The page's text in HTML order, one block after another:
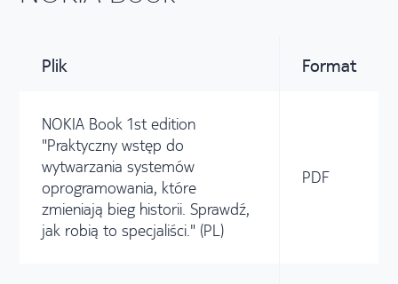
Plik Format
NOKIA Book 1st edition
"Praktyczny wstęp do
wytwarzania systemów
oprogramowania, które
zmieniają bieg historii. Sprawdź,
jak robią to specjaliści." (PL)
PDF